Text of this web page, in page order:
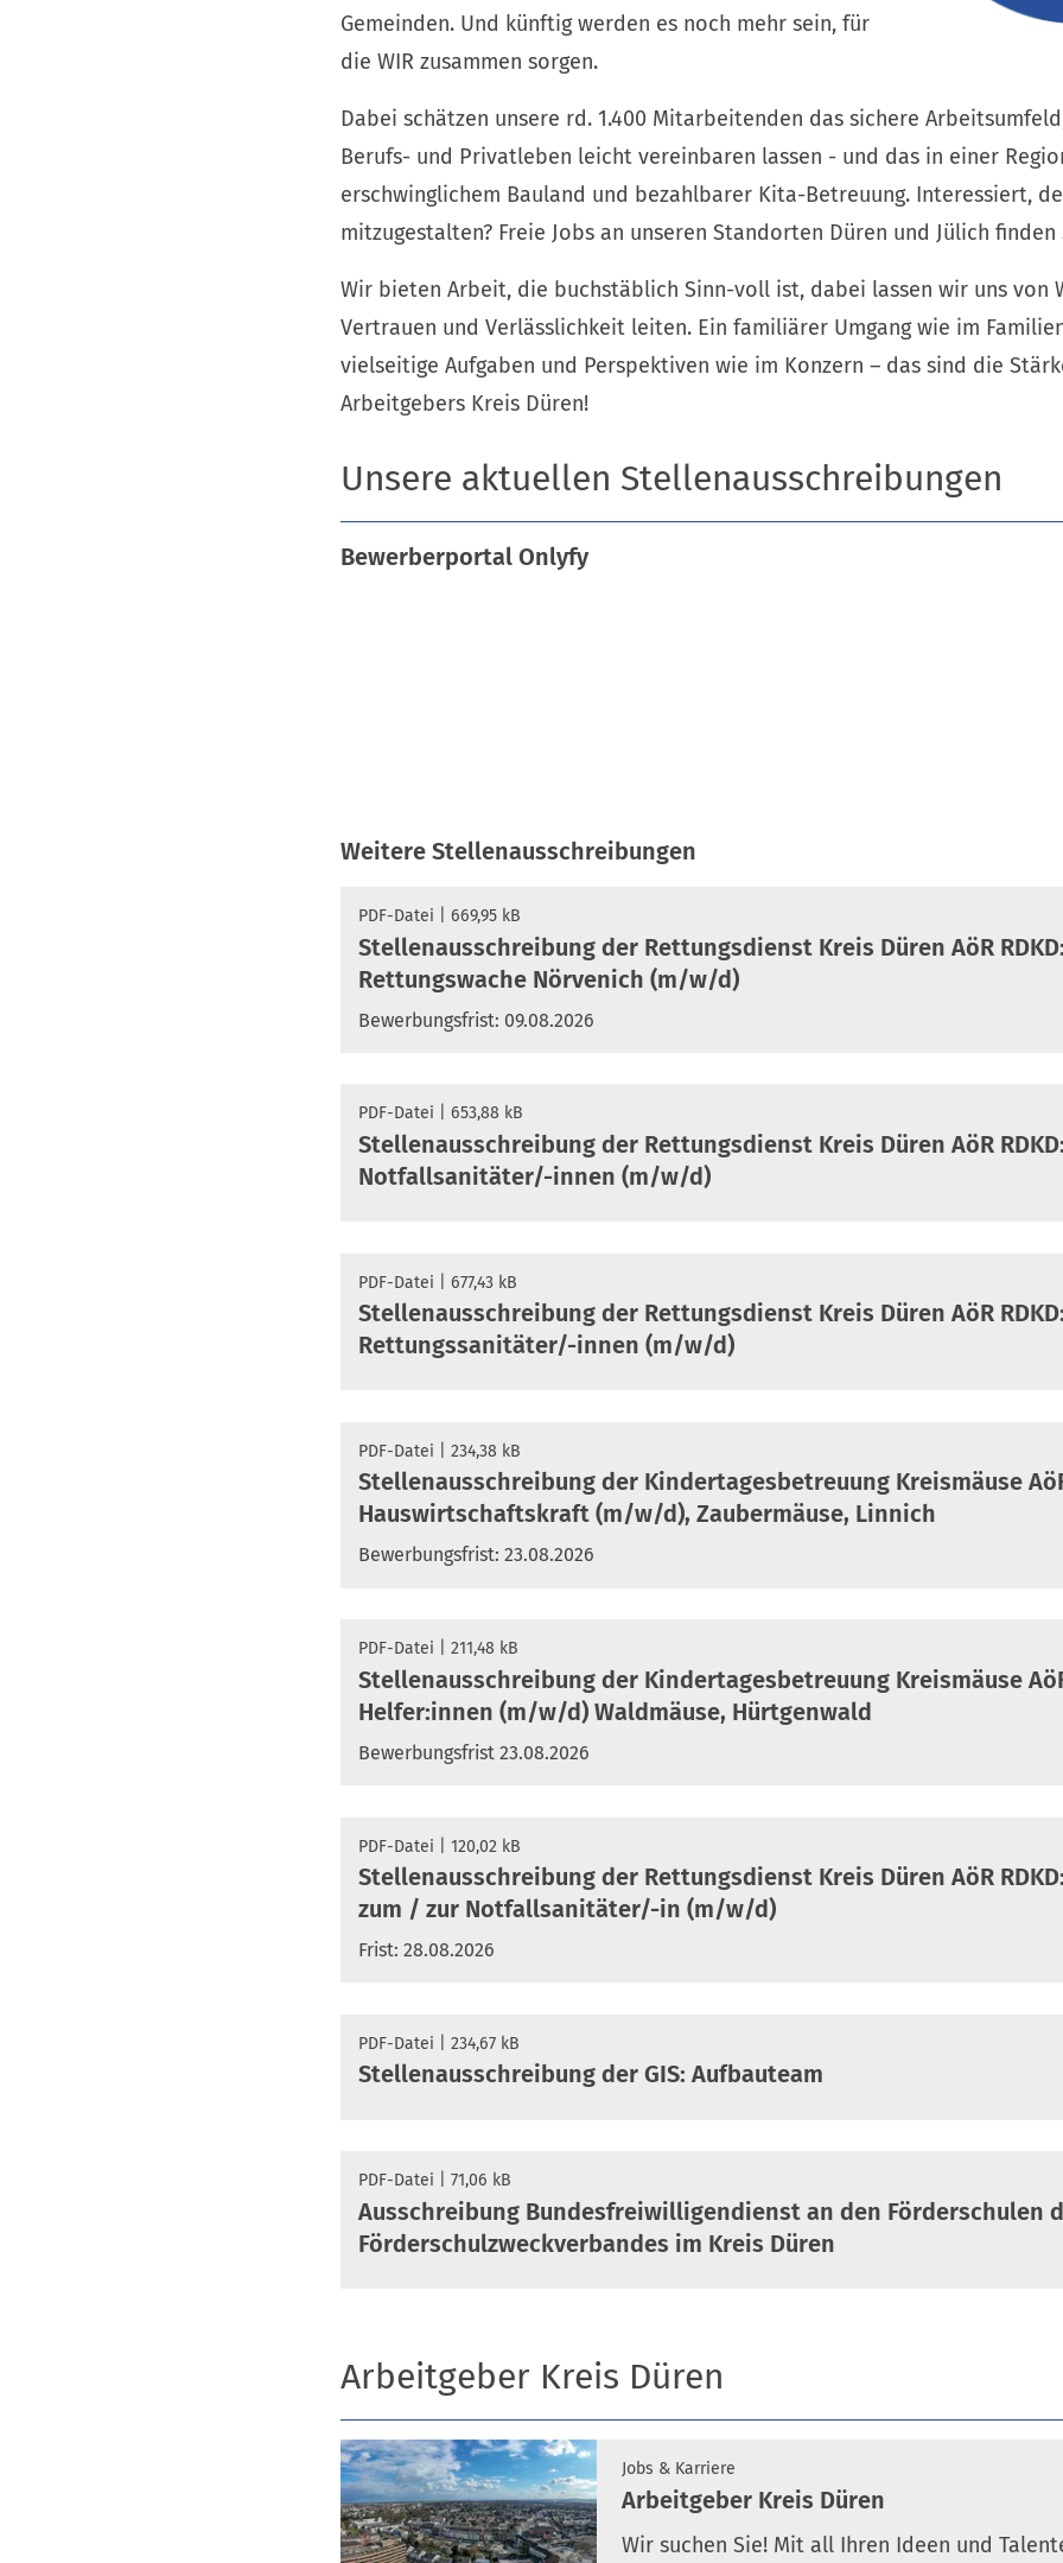
Gemeinden. Und künftig werden es noch mehr sein, für
die WIR zusammen sorgen.
Dabei schätzen unsere rd. 1.400 Mitarbeitenden das sichere
Berufs- und Privatleben leicht vereinbaren lassen - und das in einer
erschwinglichem Bauland und bezahlbarer Kita-Betreuung. Interessiert,
mitzugestalten? Freie Jobs an unseren Standorten Düren und Jülich finden
Wir bieten Arbeit, die buchstäblich Sinn-voll ist, dabei lassen wir uns von
Vertrauen und Verlässlichkeit leiten. Ein familiärer Umgang wie im
vielseitige Aufgaben und Perspektiven wie im Konzern – das sind die
Arbeitgebers Kreis Düren!
Unsere aktuellen Stellenausschreibungen
Bewerberportal Onlyfy
Weitere Stellenausschreibungen
PDF-Datei 669,95 kB
Stellenausschreibung der Rettungsdienst Kreis Düren AöR
Rettungswache Nörvenich (m/w/d)
Bewerbungsfrist: 09.08.2026
PDF-Datei 653,88 kB
Stellenausschreibung der Rettungsdienst Kreis Düren AöR RDKD:
Notfallsanitäter/-innen (m/w/d)
PDF-Datei 677,43 kB
Stellenausschreibung der Rettungsdienst Kreis Düren AöR RDKD:
Rettungssanitäter/-innen (m/w/d)
PDF-Datei 234,38 kB
Stellenausschreibung der Kindertagesbetreuung Kreismäuse
Hauswirtschaftskraft (m/w/d), Zaubermäuse, Linnich
Bewerbungsfrist: 23.08.2026
PDF-Datei 211,48 kB
Stellenausschreibung der Kindertagesbetreuung Kreismäuse
Helfer:innen (m/w/d) Waldmäuse, Hürtgenwald
Bewerbungsfrist 23.08.2026
PDF-Datei 120,02 kB
Stellenausschreibung der Rettungsdienst Kreis Düren AöR
zum / zur Notfallsanitäter/-in (m/w/d)
Frist: 28.08.2026
PDF-Datei 234,67 kB
Stellenausschreibung der GIS: Aufbauteam
PDF-Datei 71,06 kB
Ausschreibung Bundesfreiwilligendienst an den Förderschulen
Förderschulzweckverbandes im Kreis Düren
Arbeitgeber Kreis Düren
Jobs & Karriere
Arbeitgeber Kreis Düren
Wir suchen Sie! Mit all Ihren Ideen und